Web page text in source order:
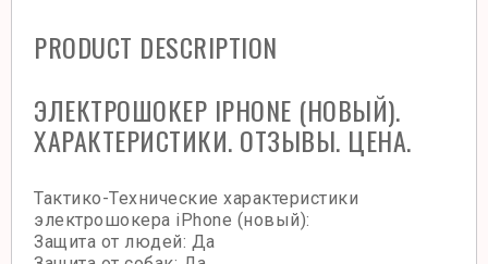
PRODUCT DESCRIPTION
ЭЛЕКТРОШОКЕР IPHONE (НОВЫЙ).
ХАРАКТЕРИСТИКИ. ОТЗЫВЫ. ЦЕНА.
Тактико-Технические характеристики
электрошокера iPhone (новый):
Защита от людей: Да